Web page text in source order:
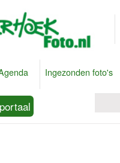
Ingezonden foto's